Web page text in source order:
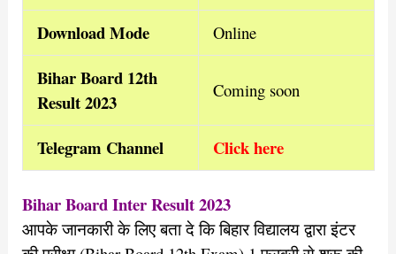
Download Mode Online
Bihar Board 12th
Result 2023
Coming soon
Telegram Channel Click here
Bihar Board Inter Result 2023
आपके जानकारी के लिए बता दे कि बिहार विद्यालय द्वारा इंटर